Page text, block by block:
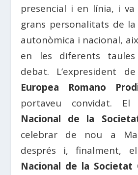
presencial i en línia, i
grans personalitats de
autonòmica i nacional,
en les diferents
debat. L’expresident
Europea Romano
portaveu convidat. El
Nacional de la
celebrar de nou a
després i, finalment, el
Nacional de la Societat